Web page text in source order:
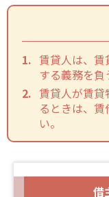
賃貸人は、賃
する義務を負
賃貸人が賃貸
るときは、
い。
借